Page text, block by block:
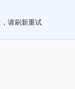
请刷新重试